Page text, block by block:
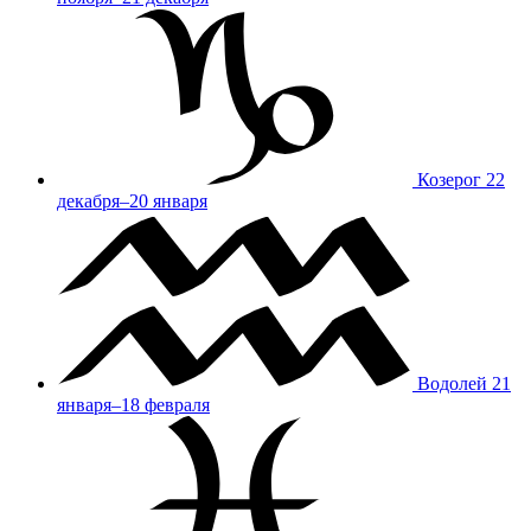
Козерог 22
декабря–20 января
Водолей 21
января–18 февраля